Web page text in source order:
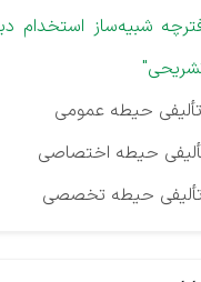
شبیه‌ساز استخدام
حیطه عمومی
حیطه اختصاصی
حیطه تخصصی